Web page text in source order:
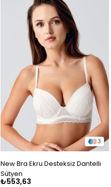
3
New Bra Ekru Desteksiz Dantelli
Sütyen
₺553,63